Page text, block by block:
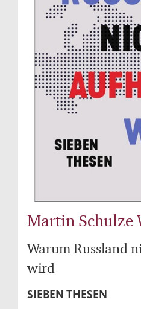
Martin Schulze
Warum Russland
wird
SIEBEN THESEN